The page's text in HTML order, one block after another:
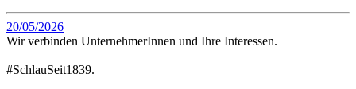
20/05/2026
Wir verbinden UnternehmerInnen und Ihre Interessen.
#SchlauSeit1839.